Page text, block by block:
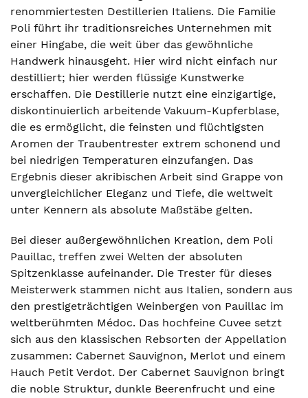
renommiertesten Destillerien Italiens. Die Familie
Poli führt ihr traditionsreiches Unternehmen mit
einer Hingabe, die weit über das gewöhnliche
Handwerk hinausgeht. Hier wird nicht einfach nur
destilliert; hier werden flüssige Kunstwerke
erschaffen. Die Destillerie nutzt eine einzigartige,
diskontinuierlich arbeitende Vakuum-Kupferblase,
die es ermöglicht, die feinsten und flüchtigsten
Aromen der Traubentrester extrem schonend und
bei niedrigen Temperaturen einzufangen. Das
Ergebnis dieser akribischen Arbeit sind Grappe von
unvergleichlicher Eleganz und Tiefe, die weltweit
unter Kennern als absolute Maßstäbe gelten.
Bei dieser außergewöhnlichen Kreation, dem Poli
Pauillac, treffen zwei Welten der absoluten
Spitzenklasse aufeinander. Die Trester für dieses
Meisterwerk stammen nicht aus Italien, sondern aus
den prestigeträchtigen Weinbergen von Pauillac im
weltberühmten Médoc. Das hochfeine Cuvee setzt
sich aus den klassischen Rebsorten der Appellation
zusammen: Cabernet Sauvignon, Merlot und einem
Hauch Petit Verdot. Der Cabernet Sauvignon bringt
die noble Struktur, dunkle Beerenfrucht und eine